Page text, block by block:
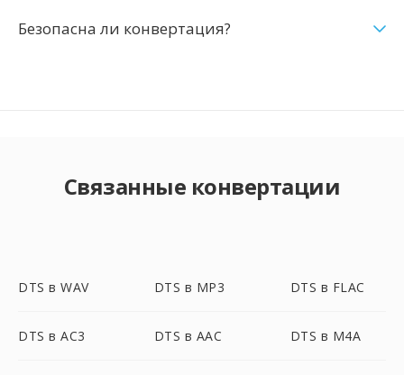
Безопасна ли конвертация?
Связанные конвертации
DTS в WAV DTS в MP3 DTS в FLAC
DTS в AC3 DTS в AAC DTS в M4A